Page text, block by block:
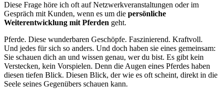
Diese Frage höre ich oft auf Netzwerkveranstaltungen oder im
Gespräch mit Kunden, wenn es um die persönliche
Weiterentwicklung mit Pferden geht.
Pferde. Diese wunderbaren Geschöpfe. Faszinierend. Kraftvoll.
Und jedes für sich so anders. Und doch haben sie eines gemeinsam:
Sie schauen dich an und wissen genau, wer du bist. Es gibt kein
Verstecken, kein Vorspielen. Denn die Augen eines Pferdes haben
diesen tiefen Blick. Diesen Blick, der wie es oft scheint, direkt in die
Seele seines Gegenübers schauen kann.